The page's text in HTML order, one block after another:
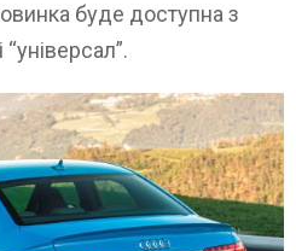
буде доступна з